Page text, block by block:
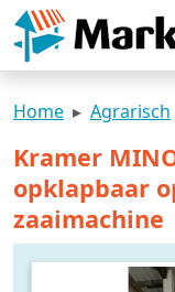
Home Agrarisch
Kramer
opklapbaar
zaaimachine